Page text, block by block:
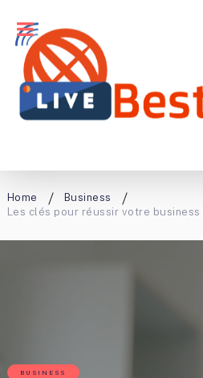
Home
Business
Les clés pour réussir votre business
BUSINESS